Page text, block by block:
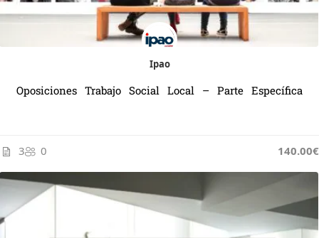
Ipao
Oposiciones Trabajo Social Local – Parte Específica
3 0 140.00€